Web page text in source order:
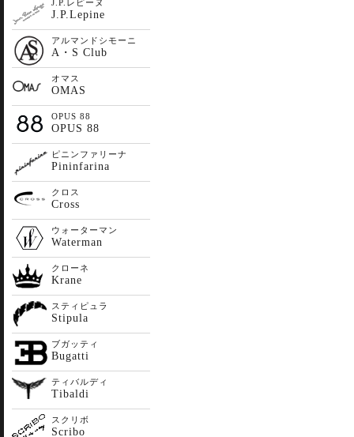
J.P.レピーヌ
J.P.Lepine
アルマンドシモーニ
A・S Club
オマス
OMAS
OPUS 88
OPUS 88
ピニンファリーナ
Pininfarina
クロス
Cross
ウォーターマン
Waterman
クローネ
Krane
スティピュラ
Stipula
ブガッティ
Bugatti
ティバルディ
Tibaldi
スクリボ
Scribo